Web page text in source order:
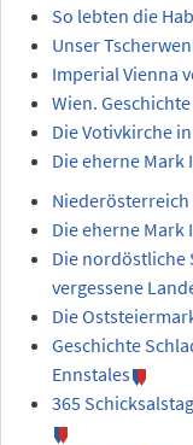
So lebten die
Unser
Imperial Vienna
Wien.
Die Votivkirche
Die eherne Mark I
Die eherne Mark
Die nordöstliche
vergessene
Die
Geschichte
Ennstales
365